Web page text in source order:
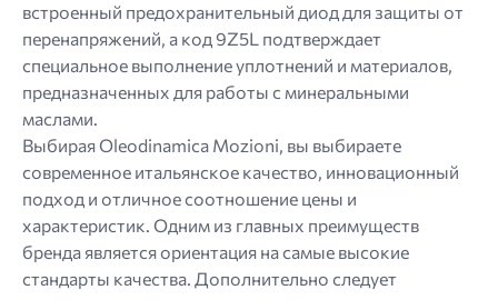
встроенный предохранительный диод для защиты от
перенапряжений, а код 9Z5L подтверждает
специальное выполнение уплотнений и материалов,
предназначенных для работы с минеральными
маслами.
Выбирая Oleodinamica Mozioni, вы выбираете
современное итальянское качество, инновационный
подход и отличное соотношение цены и
характеристик. Одним из главных преимуществ
бренда является ориентация на самые высокие
стандарты качества. Дополнительно следует